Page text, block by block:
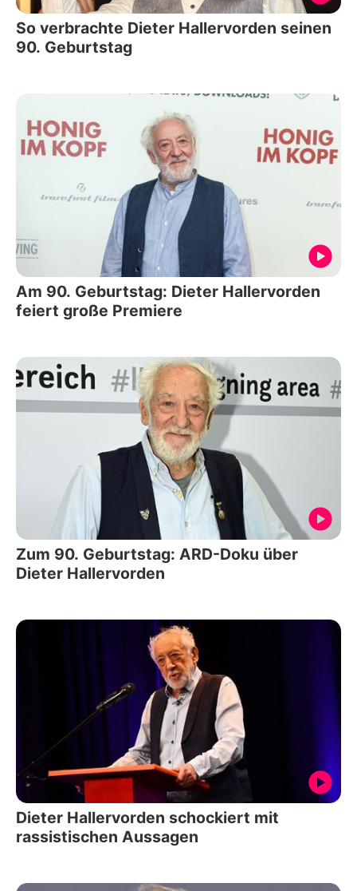
So verbrachte Dieter Hallervorden seinen
90. Geburtstag
Am 90. Geburtstag: Dieter Hallervorden
feiert große Premiere
Zum 90. Geburtstag: ARD-Doku über
Dieter Hallervorden
Dieter Hallervorden schockiert mit
rassistischen Aussagen